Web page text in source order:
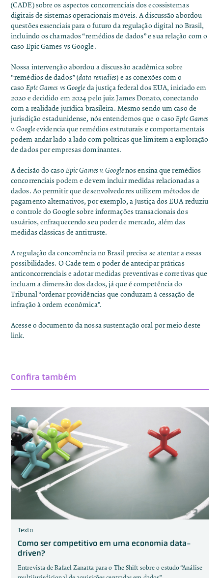
(CADE) sobre os aspectos concorrenciais dos ecossistemas
digitais de sistemas operacionais móveis. A discussão abordou
questões essenciais para o futuro da regulação digital no Brasil,
incluindo os chamados “remédios de dados” e sua relação com o
caso Epic Games vs Google.
Nossa intervenção abordou a discussão acadêmica sobre
“remédios de dados” (data remedies) e as conexões com o
caso Epic Games vs Google da justiça federal dos EUA, iniciado em
2020 e decidido em 2024 pelo juiz James Donato, conectando
com a realidade jurídica brasileira. Mesmo sendo um caso de
jurisdição estadunidense, nós entendemos que o casoEpic Games
v. Googleevidencia que remédios estruturais e comportamentais
podem andar lado a lado com políticas que limitem a exploração
de dados por empresas dominantes.
A decisão do caso Epic Games v. Googlenos ensina que remédios
concorrenciais podem e devem incluir medidas relacionadas a
dados. Ao permitir que desenvolvedores utilizem métodos de
pagamento alternativos, por exemplo, a Justiça dos EUA reduziu
o controle do Google sobre informações transacionais dos
usuários, enfraquecendo seu poder de mercado, além das
medidas clássicas de antitruste.
A regulação da concorrência no Brasil precisa se atentar a essas
possibilidades. O Cade tem o poder de antecipar práticas
anticoncorrenciais e adotar medidas preventivas e corretivas que
incluam a dimensão dos dados, já que é competência do
Tribunal “ordenar providências que conduzam à cessação de
infração à ordem econômica”.
Acesse o documento da nossa sustentação oral por meiodeste
link.
Confira também
Texto
Como ser competitivo em uma economia data-
driven?
Entrevista de Rafael Zanatta para o The Shift sobre o estudo “Análise